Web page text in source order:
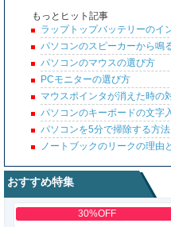
もっとヒット記事
ラップトップバッテリーのイ
パソコンのスピーカーから鳴
パソコンのマウスの選び方
PCモニターの選び方
マウスポインタが消えた時の
パソコンのキーボードの文字
パソコンを5分で掃除する方法
ノートブックのリークの理由
おすすめ特集
30%OFF